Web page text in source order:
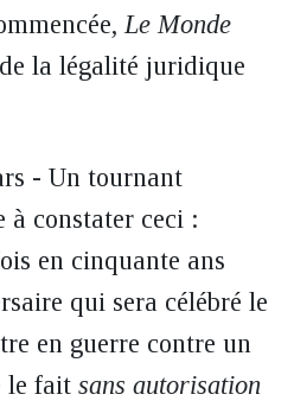
Le Monde
la légalité juridique
- Un tournant
à constater ceci :
en cinquante ans
qui sera célébré le
en guerre contre un
le fait sans autorisation